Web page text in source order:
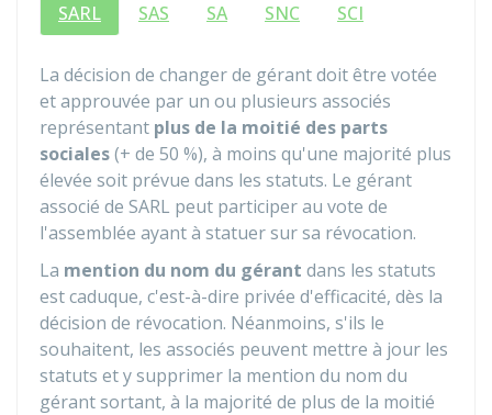
SARL
SAS SA SNC SCI
La décision de changer de gérant doit être votée
et approuvée par un ou plusieurs associés
représentant plus de la moitié des parts
sociales(+ de 50 %), à moins qu'une majorité plus
élevée soit prévue dans les statuts. Le gérant
associé de SARL peut participer au vote de
l'assemblée ayant à statuer sur sa révocation.
La mention du nom du gérant dans les statuts
est caduque, c'est-à-dire privée d'efficacité, dès la
décision de révocation. Néanmoins, s'ils le
souhaitent, les associés peuvent mettre à jour les
statuts et y supprimer la mention du nom du
gérant sortant, à la majorité de plus de la moitié